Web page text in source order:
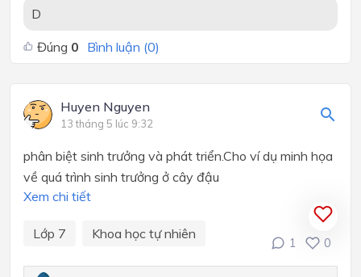
D
Đúng 0 Bình luận (0)
Huyen Nguyen
13 tháng 5 lúc 9:32
phân biệt sinh trưởng và phát triển.Cho ví dụ minh họa
về quá trình sinh trưởng ở cây đậu
Xem chi tiết
Lớp 7 Khoa học tự nhiên
1 0